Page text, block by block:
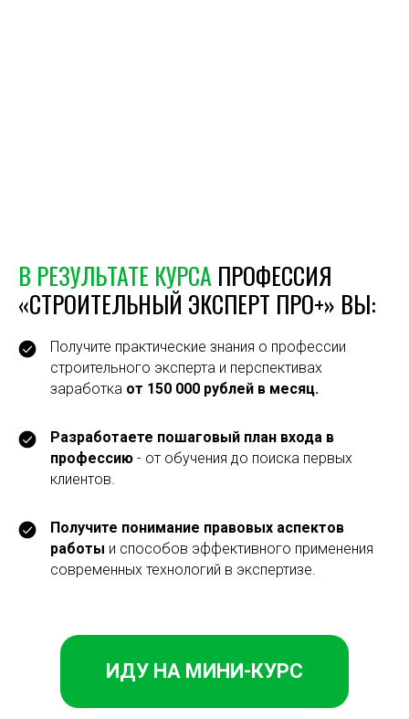
В РЕЗУЛЬТАТЕ КУРСА ПРОФЕССИЯ
«СТРОИТЕЛЬНЫЙ ЭКСПЕРТ ПРО+» ВЫ:
Получите практические знания о профессии
строительного эксперта и перспективах
заработка от 150 000 рублей в месяц.
Разработаете пошаговый план входа в
профессию - от обучения до поиска первых
клиентов.
Получите понимание правовых аспектов
работы и способов эффективного применения
современных технологий в экспертизе.
ИДУ НА МИНИ-КУРС